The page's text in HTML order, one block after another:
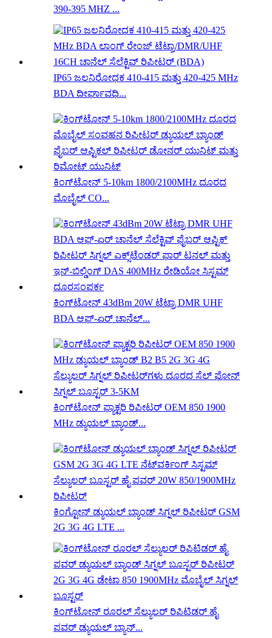
390-395 MHZ ...
IP65 ಜಲನಿರೋಧಕ 410-415 ಮತ್ತು 420-425 MHz
BDA ದೀರ್ಘಾವಧಿ...
ಕಿಂಗ್‌ಟೋನ್ 5-10km 1800/2100MHz ದೂರದ
ಮೊಬೈಲ್ CO...
ಕಿಂಗ್‌ಟೋನ್ 43dBm 20W ಟೆಟ್ರಾ DMR UHF
BDA ಆಫ್-ಏರ್ ಚಾನೆಲ್...
ಕಿಂಗ್‌ಟೋನ್ ಫ್ಯಾಕ್ಟರಿ ರಿಪೀಟರ್ OEM 850 1900
MHz ಡ್ಯುಯಲ್ ಬ್ಯಾಂಡ್...
ಕಿಂಗ್ಟೋನ್ ಡ್ಯುಯಲ್ ಬ್ಯಾಂಡ್ ಸಿಗ್ನಲ್ ರಿಪೀಟರ್ GSM
2G 3G 4G LTE ...
ಕಿಂಗ್‌ಟೋನ್ ರೂರಲ್ ಸೆಲ್ಯುಲರ್ ರಿಪಿಟಿಡರ್ ಹೈ
ಪವರ್ ಡ್ಯುಯಲ್ ಬ್ಯಾನ್...